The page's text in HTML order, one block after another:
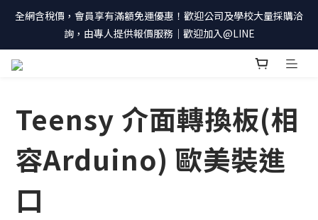
全網含稅價，會員享有滿額免運優惠！歡迎公司及學校大量採購洽
詢，由專人提供報價服務｜歡迎加入@LINE
Teensy 介面轉換板(相
容Arduino) 歐美裝進
口